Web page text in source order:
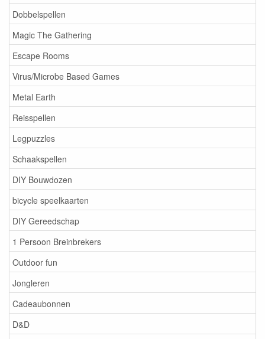
Dobbelspellen
Magic The Gathering
Escape Rooms
Virus/Microbe Based Games
Metal Earth
Reisspellen
Legpuzzles
Schaakspellen
DIY Bouwdozen
bicycle speelkaarten
DIY Gereedschap
1 Persoon Breinbrekers
Outdoor fun
Jongleren
Cadeaubonnen
D&D